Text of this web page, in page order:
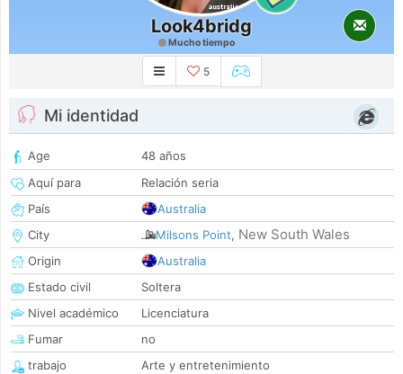
Look4bridg
Mucho tiempo
5
Mi identidad
Age
48 años
Aquí para
Relación seria
País
Australia
City
Milsons Point, New South Wales
Origin
Australia
Estado civil
Soltera
Nivel académico
Licenciatura
Fumar
no
trabajo
Arte y entretenimiento